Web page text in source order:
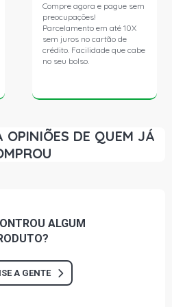
Compre agora e pague sem
preocupações!
Parcelamento em até 10X
sem juros no cartão de
crédito. Facilidade que cabe
no seu bolso.
OPINIÕES DE QUEM JÁ
ALGUM
A GENTE